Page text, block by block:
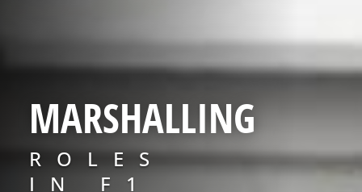
MARSHALLING
ROLES
IN F1